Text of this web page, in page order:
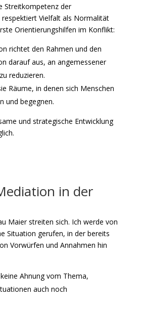
Streitkompetenz der
respektiert Vielfalt als Normalität
Orientierungshilfen im Konflikt:
richtet den Rahmen und den
darauf aus, an angemessener
reduzieren.
Räume, in denen sich Menschen
und begegnen.
und strategische Entwicklung
in der
Maier streiten sich. Ich werde von
Situation gerufen, in der bereits
Vorwürfen und Annahmen hin
Ahnung vom Thema,
auch noch